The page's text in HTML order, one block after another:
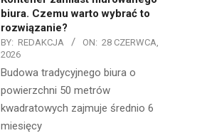
biura. Czemu warto wybrać to
rozwiązanie?
BY: REDAKCJA ON: 28 CZERWCA,
2026
Budowa tradycyjnego biura o
powierzchni 50 metrów
kwadratowych zajmuje średnio 6
miesięcy